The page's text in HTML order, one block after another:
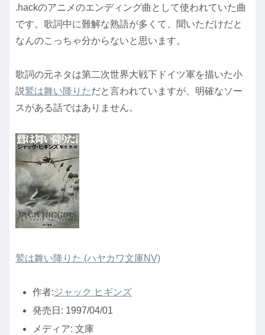
.hackのアニメのエンディング曲として使われていた曲
です。歌詞中に難解な熟語が多くて、聞いただけだと
なんのこっちゃ分からないと思います。
歌詞の元ネタは第二次世界大戦下ドイツ軍を描いた小
説鷲は舞い降りただと言われていますが、明確なソー
スがある話ではありません。
鷲は舞い降りた (ハヤカワ文庫NV)
作者:ジャック ヒギンズ
発売日: 1997/04/01
メディア: 文庫